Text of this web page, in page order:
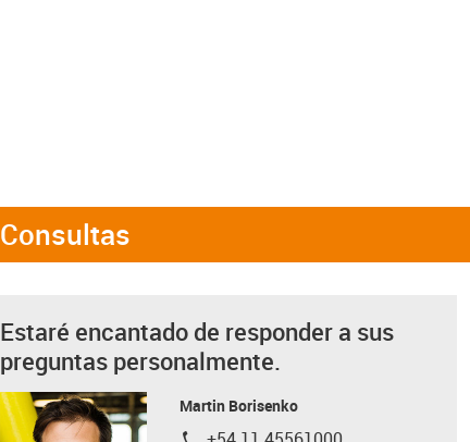
Consultas
Estaré encantado de responder a sus
preguntas personalmente.
Martin Borisenko